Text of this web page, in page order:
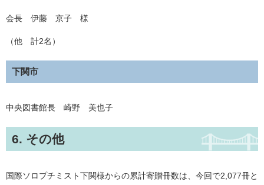
会長 伊藤 京子 様
（他 計2名）
下関市
中央図書館長 崎野 美也子
6. その他
国際ソロプチミスト下関様からの累計寄贈冊数は、今回で2,077冊と